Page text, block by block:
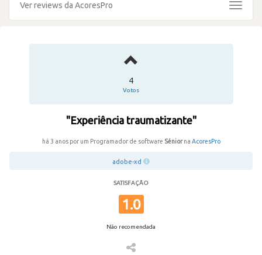
Ver reviews da AcoresPro
Toggle
4
Votos
"Experiência traumatizante"
há 3 anos por um Programador de software Séniorna AcoresPro
adobe-xd
SATISFAÇÃO
1.0
Não recomendada